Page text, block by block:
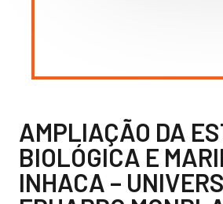
AMPLIAÇÃO DA
BIOLÓGICA E
INHACA –